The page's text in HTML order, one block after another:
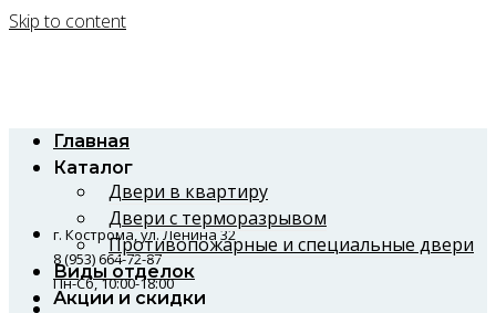
Skip to content
г. Кострома, ул. Ленина 32
8 (953) 664-72-87
Пн-Сб, 10:00-18:00
Главная
Каталог
Двери в квартиру
Двери с терморазрывом
Противопожарные и специальные двери
Виды отделок
Акции и скидки